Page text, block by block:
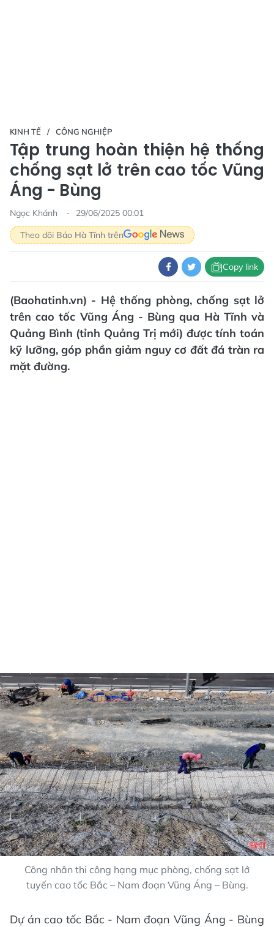
KINH TẾ CÔNG NGHIỆP
Tập trung hoàn thiện hệ thống
chống sạt lở trên cao tốc Vũng
Áng - Bùng
Ngọc Khánh
29/06/2025 00:01
Theo dõi Báo Hà Tĩnh trên
Copy link
(Baohatinh.vn) - Hệ thống phòng, chống sạt lở
trên cao tốc Vũng Áng - Bùng qua Hà Tĩnh và
Quảng Bình (tỉnh Quảng Trị mới) được tính toán
kỹ lưỡng, góp phần giảm nguy cơ đất đá tràn ra
mặt đường.
Công nhân thi công hạng mục phòng, chống sạt lở
tuyến cao tốc Bắc – Nam đoạn Vũng Áng – Bùng.
Dự án cao tốc Bắc - Nam đoạn Vũng Áng - Bùng